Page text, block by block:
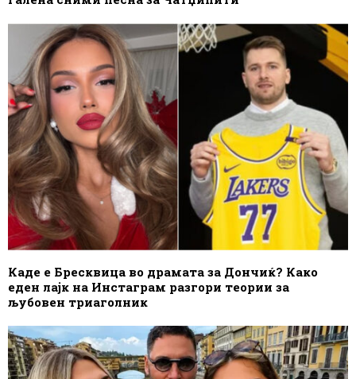
Каде е Бресквица во драмата за Дончиќ? Како
еден лајк на Инстаграм разгори теории за
љубовен триаголник